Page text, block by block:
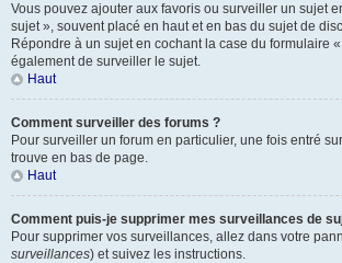
Vous pouvez ajouter aux favoris ou surveiller un sujet
sujet », souvent placé en haut et en bas du sujet de
Répondre à un sujet en cochant la case du formulaire
également de surveiller le sujet.
Haut
Comment surveiller des forums ?
Pour surveiller un forum en particulier, une fois entré
trouve en bas de page.
Haut
Comment puis-je supprimer mes surveillances de
Pour supprimer vos surveillances, allez dans votre
surveillances) et suivez les instructions.